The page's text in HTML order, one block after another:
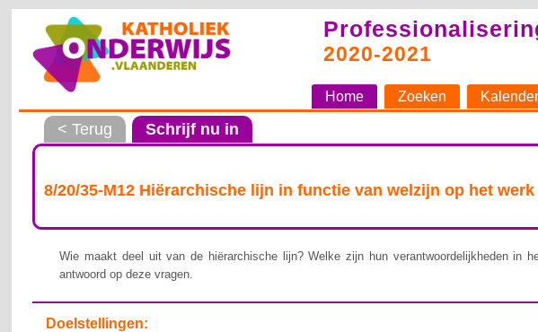
2020-2021
Home Zoeken
< Terug Schrijf nu in
8/20/35-M12 Hiërarchische lijn in functie van welzijn op het
Wie maakt deel uit van de hiërarchische lijn? Welke zijn hun verantwoordelijkheden
antwoord op deze vragen.
Doelstellingen: